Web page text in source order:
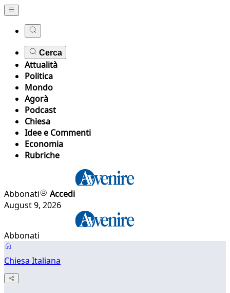
Cerca
Attualità
Politica
Mondo
Agorà
Podcast
Chiesa
Idee e Commenti
Economia
Rubriche
Abbonati
Accedi
August 9, 2026
Abbonati
Chiesa Italiana